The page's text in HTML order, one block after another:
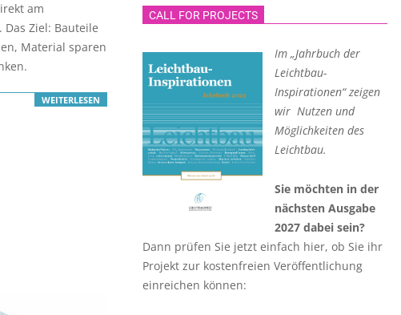
am
Ziel: Bauteile
Material sparen
WEITERLESEN
CALL FOR PROJECTS
Im „Jahrbuch der
Leichtbau-
Inspirationen“ zeigen
wir Nutzen und
Möglichkeiten des
Leichtbau.
Sie möchten in der
nächsten Ausgabe
2027 dabei sein?
Dann prüfen Sie jetzt einfach hier, ob Sie ihr
Projekt zur kostenfreien Veröffentlichung
einreichen können: